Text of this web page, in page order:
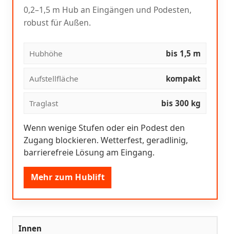
0,2–1,5 m Hub an Eingängen und Podesten,
robust für Außen.
Hubhöhe bis 1,5 m
Aufstellfläche kompakt
Traglast bis 300 kg
Wenn wenige Stufen oder ein Podest den
Zugang blockieren. Wetterfest, geradlinig,
barrierefreie Lösung am Eingang.
Mehr zum Hublift
Innen